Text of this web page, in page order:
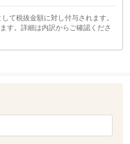
て税抜金額に対し付与されます。
す。詳細は内訳からご確認くださ